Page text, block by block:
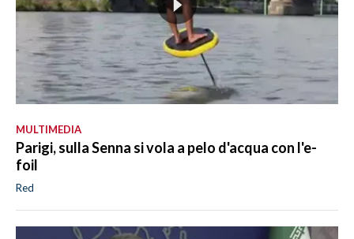
MULTIMEDIA
Parigi, sulla Senna si vola a pelo d'acqua con l'e-
foil
Red